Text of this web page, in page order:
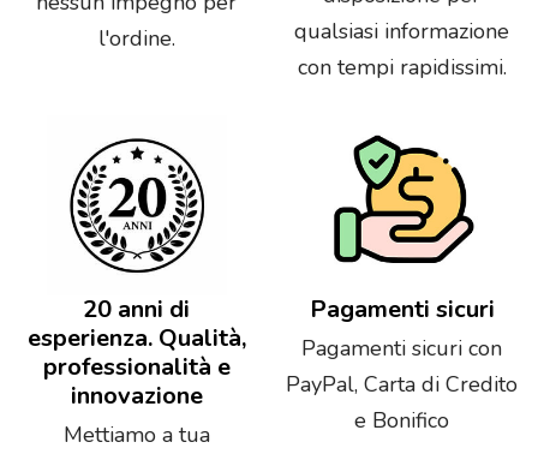
l'ordine.
qualsiasi informazione
con tempi rapidissimi.
20 anni di
esperienza. Qualità,
professionalità e
innovazione
Mettiamo a tua
Pagamenti sicuri
Pagamenti sicuri con
PayPal, Carta di Credito
e Bonifico